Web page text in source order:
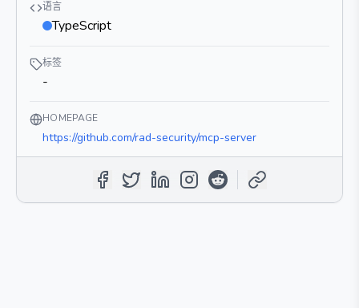
语言
TypeScript
标签
-
HOMEPAGE
https://github.com/rad-security/mcp-server